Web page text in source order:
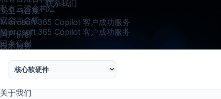
联系我们
安全与合规
Microsoft 365 Copilot 客户成功服务
国产信创
技术服务
Azure支持服务
资料下载
关于我们
私有云混合构建
安全与合规
Microsoft 365 Copilot 客户成功服务
国产信创